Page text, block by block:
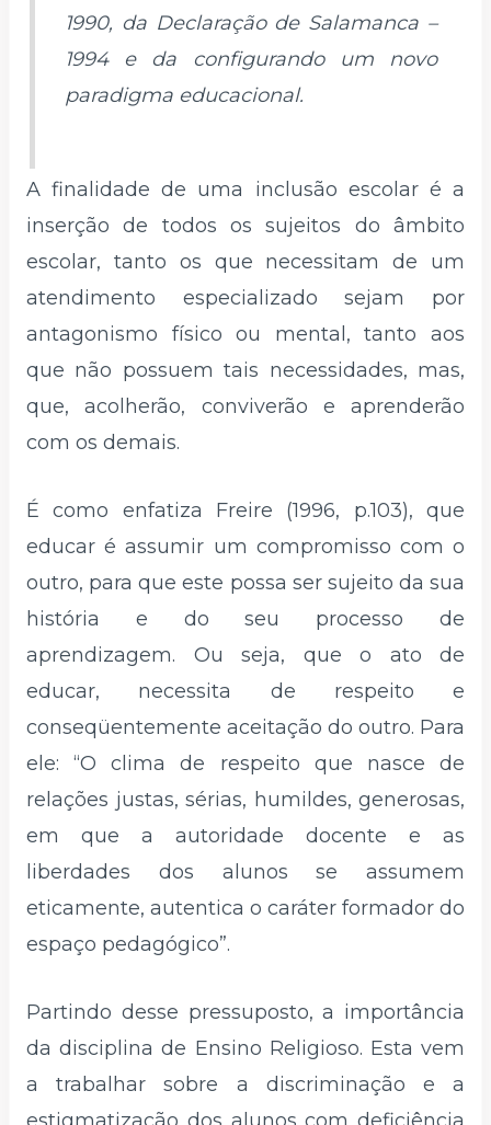
1990, da Declaração de Salamanca –
1994 e da configurando um novo
paradigma educacional.
A finalidade de uma inclusão escolar é a
inserção de todos os sujeitos do âmbito
escolar, tanto os que necessitam de um
atendimento especializado sejam por
antagonismo físico ou mental, tanto aos
que não possuem tais necessidades, mas,
que, acolherão, conviverão e aprenderão
com os demais.
É como enfatiza Freire (1996, p.103), que
educar é assumir um compromisso com o
outro, para que este possa ser sujeito da sua
história e do seu processo de
aprendizagem. Ou seja, que o ato de
educar, necessita de respeito e
conseqüentemente aceitação do outro. Para
ele: “O clima de respeito que nasce de
relações justas, sérias, humildes, generosas,
em que a autoridade docente e as
liberdades dos alunos se assumem
eticamente, autentica o caráter formador do
espaço pedagógico”.
Partindo desse pressuposto, a importância
da disciplina de Ensino Religioso. Esta vem
a trabalhar sobre a discriminação e a